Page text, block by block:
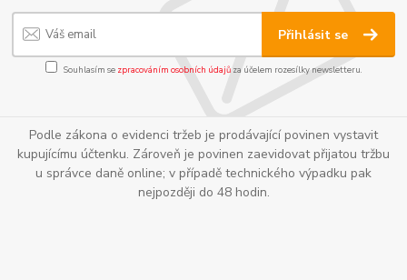
Přihlásit se
Souhlasím se zpracováním osobních údajůza účelem rozesílky newsletteru.
Podle zákona o evidenci tržeb je prodávající povinen vystavit
kupujícímu účtenku. Zároveň je povinen zaevidovat přijatou tržbu
u správce daně online; v případě technického výpadku pak
nejpozději do 48 hodin.